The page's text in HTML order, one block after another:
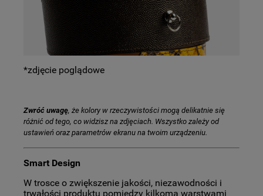
*zdjęcie poglądowe
Zwróć uwagę, że kolory w rzeczywistości mogą delikatnie się
różnić od tego, co widzisz na zdjęciach. Wszystko zależy od
ustawień oraz parametrów ekranu na twoim urządzeniu.
Smart Design
W trosce o zwiększenie jakości, niezawodności i
trwałości produktu pomiędzy kilkoma warstwami